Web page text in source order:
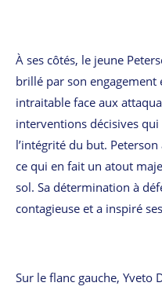
À ses côtés, le jeune
brillé par son engagement
intraitable face aux
interventions décisives
l’intégrité du but.
ce qui en fait un atout
sol. Sa détermination à
contagieuse et a inspiré
Sur le flanc gauche, Yveto